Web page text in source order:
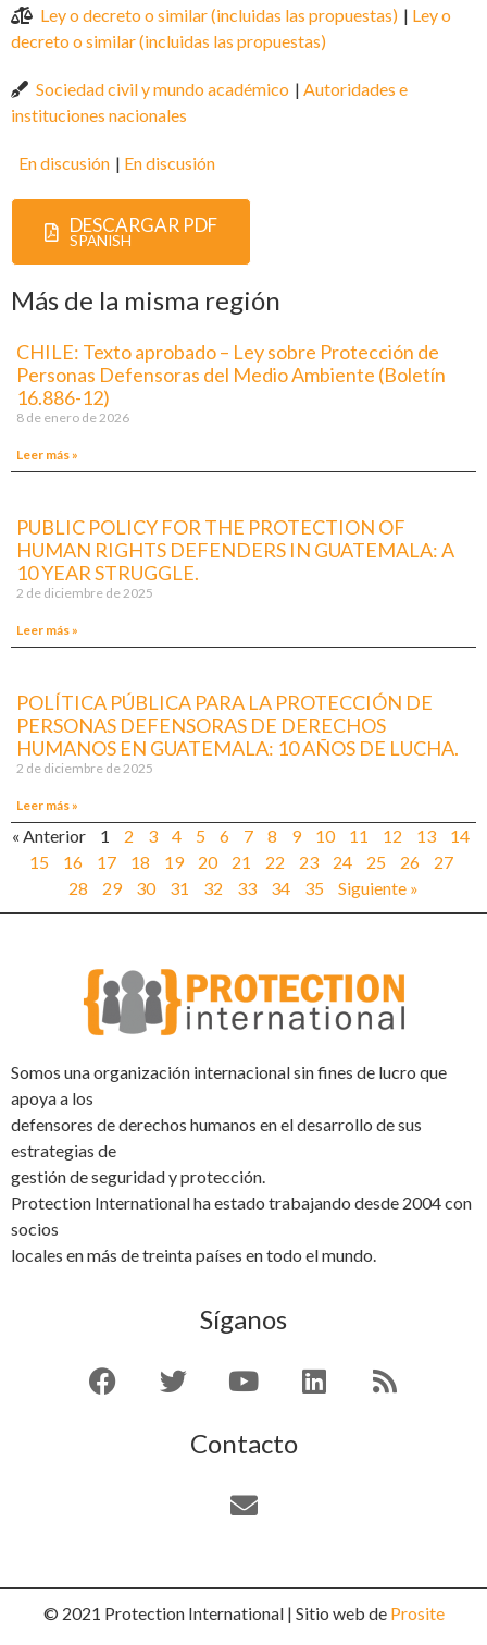
Ley o decreto o similar (incluidas las propuestas) | Ley o
decreto o similar (incluidas las propuestas)
Sociedad civil y mundo académico | Autoridades e
instituciones nacionales
En discusión | En discusión
DESCARGAR PDF
SPANISH
Más de la misma región
CHILE: Texto aprobado – Ley sobre Protección de
Personas Defensoras del Medio Ambiente (Boletín
16.886-12)
8 de enero de 2026
Leer más »
PUBLIC POLICY FOR THE PROTECTION OF
HUMAN RIGHTS DEFENDERS IN GUATEMALA: A
10 YEAR STRUGGLE.
2 de diciembre de 2025
Leer más »
POLÍTICA PÚBLICA PARA LA PROTECCIÓN DE
PERSONAS DEFENSORAS DE DERECHOS
HUMANOS EN GUATEMALA: 10 AÑOS DE LUCHA.
2 de diciembre de 2025
Leer más »
« Anterior 1 2 3 4 5 6 7 8 9 10 11 12 13
14
15
16 17 18 19 20 21 22 23 24 25 26
27
28
29 30 31 32 33 34 35 Siguiente »
Somos una organización internacional sin fines de lucro que
apoya a los
defensores de derechos humanos en el desarrollo de sus
estrategias de
gestión de seguridad y protección.
Protection International ha estado trabajando desde 2004 con
socios
locales en más de treinta países en todo el mundo.
Síganos
Contacto
© 2021 Protection International | Sitio web de Prosite